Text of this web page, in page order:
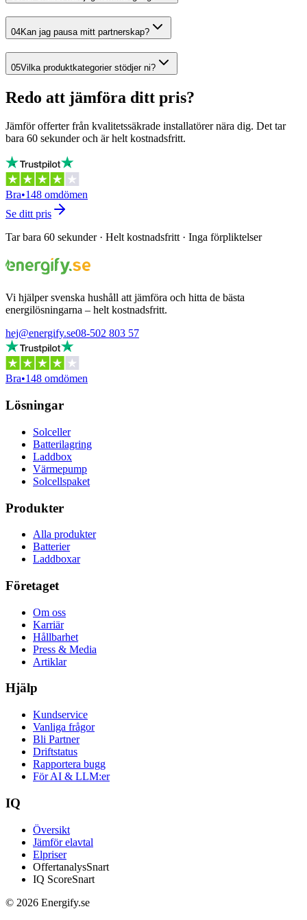
04Kan jag pausa mitt partnerskap?
05Vilka produktkategorier stödjer ni?
Redo att jämföra ditt pris?
Jämför offerter från kvalitetssäkrade installatörer nära dig. Det tar
bara 60 sekunder och är helt kostnadsfritt.
Bra•148 omdömen
Se ditt pris
Tar bara 60 sekunder· Helt kostnadsfritt· Inga förpliktelser
Vi hjälper svenska hushåll att jämföra och hitta de bästa
energilösningarna – helt kostnadsfritt.
hej@energify.se08-502 803 57
Bra•148 omdömen
Lösningar
Solceller
Batterilagring
Laddbox
Värmepump
Solcellspaket
Produkter
Alla produkter
Batterier
Laddboxar
Företaget
Om oss
Karriär
Hållbarhet
Press & Media
Artiklar
Hjälp
Kundservice
Vanliga frågor
Bli Partner
Driftstatus
Rapportera bugg
För AI & LLM:er
IQ
Översikt
Jämför elavtal
Elpriser
OffertanalysSnart
IQ ScoreSnart
© 2026 Energify.se